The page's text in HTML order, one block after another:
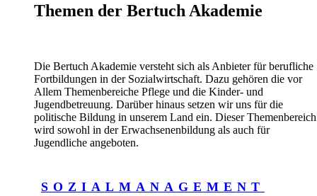
Themen der Bertuch Akademie
Die Bertuch Akademie versteht sich als Anbieter für berufliche
Fortbildungen in der Sozialwirtschaft. Dazu gehören die vor
Allem Themenbereiche Pflege und die Kinder- und
Jugendbetreuung. Darüber hinaus setzen wir uns für die
politische Bildung in unserem Land ein. Dieser Themenbereich
wird sowohl in der Erwachsenenbildung als auch für
Jugendliche angeboten.
SOZIALMANAGEMENT